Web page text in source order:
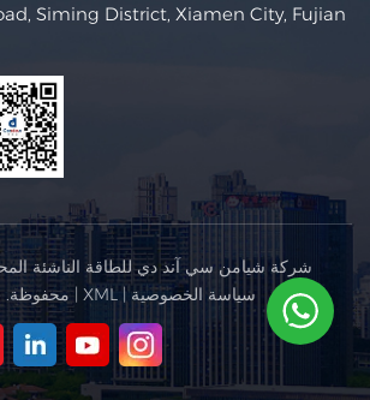
Siming District, Xiamen City, Fujian
محفوظة.| XML |سياسة الخصوصية